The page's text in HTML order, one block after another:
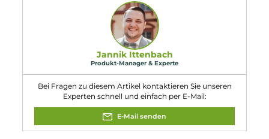
Gewicht: ca. 77.0g
Eigenschaften
Interner Akku
Akkukapazität: 1100mAh